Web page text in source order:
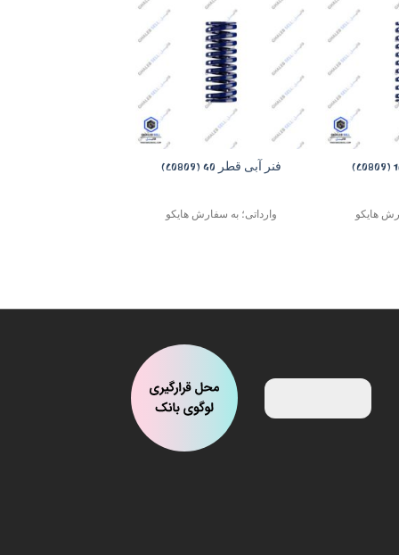
Add to
wishlist
+
هایکو
Add to
wishlist
+
فنر آبی قطر 40 (C0809)
وارداتی؛ به سفارش هایکو